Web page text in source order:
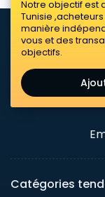
Notre objectif est
Tunisie
manière
vous et des
objectifs.
Catégories